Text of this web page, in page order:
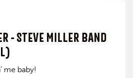
- STEVE MILLER BAND
me baby!